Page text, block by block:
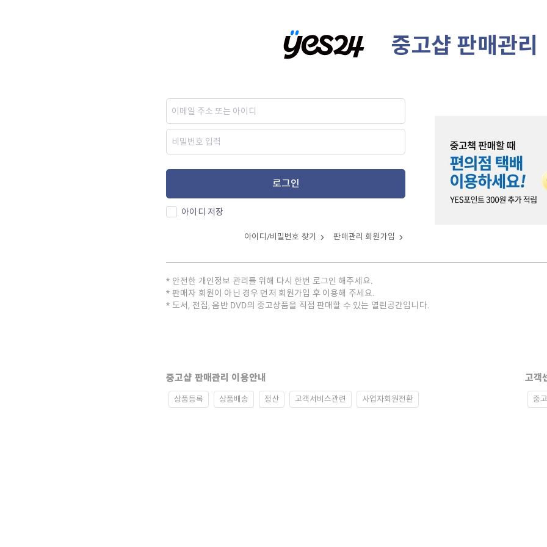
중고샵 판매관리
로그인
아이디 저장
아이디/비밀번호 찾기 판매관리 회원가입
안전한 개인정보 관리를 위해 다시 한번 로그인 해주세요.
판매자 회원이 아닌 경우 먼저 회원가입 후 이용해 주세요.
도서, 전집, 음반 DVD의 중고상품을 직접 판매할 수 있는 열린공간입니다.
중고샵 판매관리 이용안내
상품등록 상품배송 정산 고객서비스관련 사업자회원전환
고객
중